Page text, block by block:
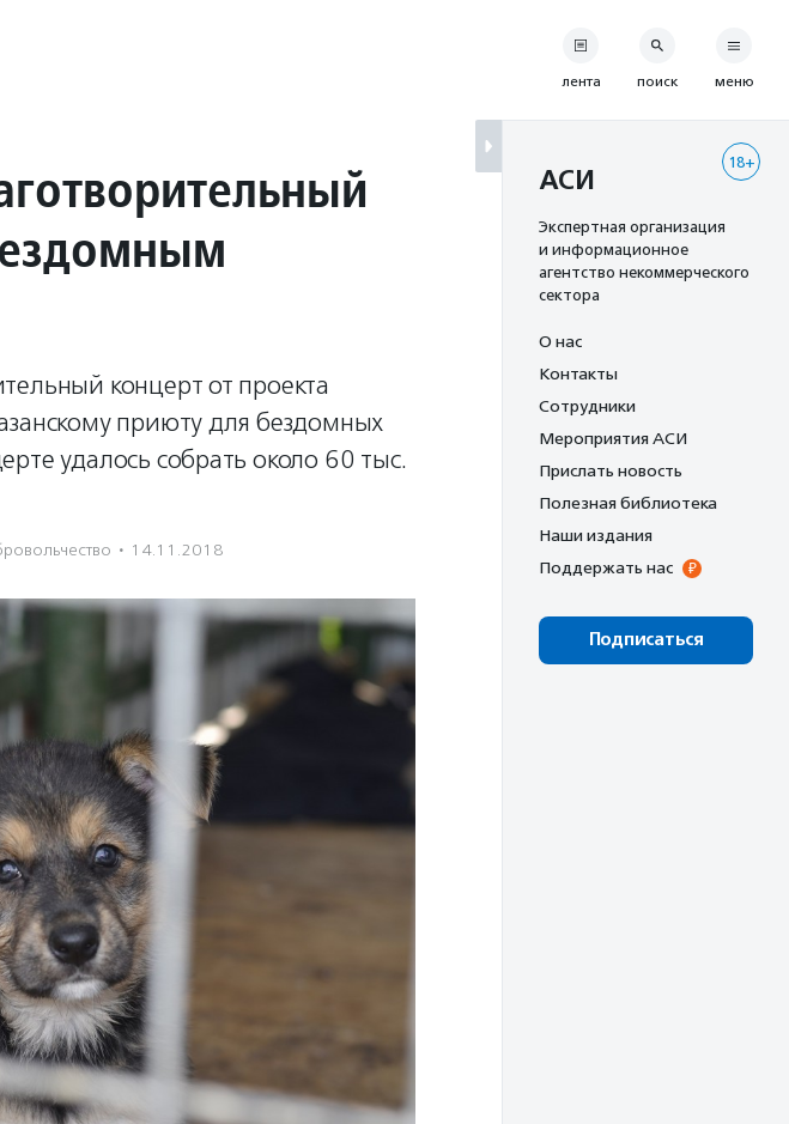
концерт от проекта
приюту для бездомных
удалось собрать около 60 тыс.
· 14.11.2018
лента поиск меню
18+
АСИ
Экспертная организация
и информационное
агентство некоммерческого
сектора
О нас
Контакты
Сотрудники
Мероприятия АСИ
Прислать новость
Полезная библиотека
Наши издания
Поддержать нас
Подписаться